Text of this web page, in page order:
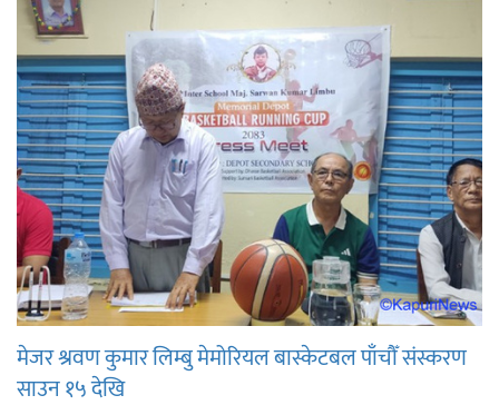
मेजर श्रवण कुमार लिम्बु मेमोरियल बास्केटबल पाँचौँ संस्करण
साउन १५ देखि